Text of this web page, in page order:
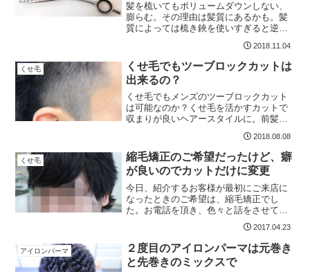
髪を梳いてもボリュームダウンしない、
膨らむ。その理由は髪質にあるかも。髪
質によっては梳き鋏を使いすぎると逆に
膨らんでしまいます。ボリュームダウン
するにはスカスカに梳けば良いというも
のではありません。梳き鋏はボリューム
ダウンするにもボリュームアップするに
も使います
2018.11.04
くせ毛
くせ毛でもツーブロックカットは
出来るの？
くせ毛でもメンズのツーブロックカット
は可能なのか？くせ毛を活かすカットで
収まりが良いヘアースタイルに。前髪の
癖が強い場合の対処法は？ サイドはツー
ブロック、後ろは普通に刈り上げたスタ
イルの紹介です
2018.08.08
くせ毛
縮毛矯正のご希望だったけど、癖
が良いのでカットだけに変更
今日、紹介するお客様が最初にご来店に
なったときのご希望は、縮毛矯正でし
た。お電話を頂き、色々と話をさせても
らったのですが、残念ながら、現在は新
規の方の縮毛矯正はお受けしていないの
です。ただし、前髪だけの縮毛矯正であ
れば可能です。ということで...
2017.04.23
アイロンパーマ
２度目のアイロンパーマは元巻き
と先巻きのミックスで